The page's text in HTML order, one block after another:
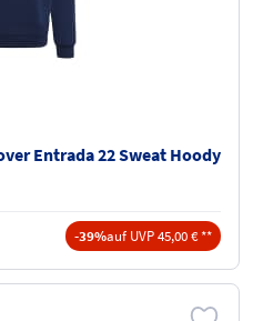
Entrada 22 Sweat Hoody
-39%auf UVP 45,00 € **